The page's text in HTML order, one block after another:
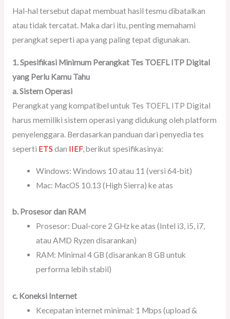
Hal-hal tersebut dapat membuat hasil tesmu dibatalkan
atau tidak tercatat. Maka dari itu, penting memahami
perangkat seperti apa yang paling tepat digunakan.
1. Spesifikasi Minimum Perangkat Tes TOEFL ITP Digital
yang Perlu Kamu Tahu
a. Sistem Operasi
Perangkat yang kompatibel untuk Tes TOEFL ITP Digital
harus memiliki sistem operasi yang didukung oleh platform
penyelenggara. Berdasarkan panduan dari penyedia tes
seperti ETS dan IIEF, berikut spesifikasinya:
Windows: Windows 10 atau 11 (versi 64-bit)
Mac: MacOS 10.13 (High Sierra) ke atas
b. Prosesor dan RAM
Prosesor: Dual-core 2 GHz ke atas (Intel i3, i5, i7,
atau AMD Ryzen disarankan)
RAM: Minimal 4 GB (disarankan 8 GB untuk
performa lebih stabil)
c. Koneksi Internet
Kecepatan internet minimal: 1 Mbps (upload &